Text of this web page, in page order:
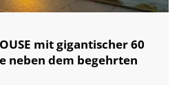
mit gigantischer 60
neben dem begehrten